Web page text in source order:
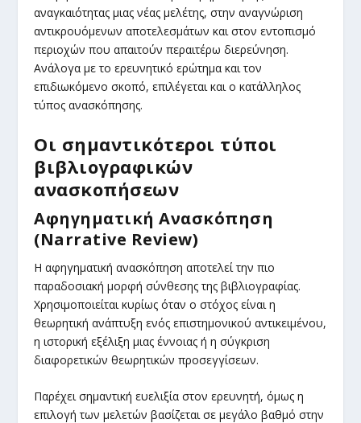
αναγκαιότητας μιας νέας μελέτης, στην αναγνώριση
αντικρουόμενων αποτελεσμάτων και στον εντοπισμό
περιοχών που απαιτούν περαιτέρω διερεύνηση.
Ανάλογα με το ερευνητικό ερώτημα και τον
επιδιωκόμενο σκοπό, επιλέγεται και ο κατάλληλος
τύπος ανασκόπησης.
Οι σημαντικότεροι τύποι
βιβλιογραφικών
ανασκοπήσεων
Αφηγηματική Ανασκόπηση
(Narrative Review)
Η αφηγηματική ανασκόπηση αποτελεί την πιο
παραδοσιακή μορφή σύνθεσης της βιβλιογραφίας.
Χρησιμοποιείται κυρίως όταν ο στόχος είναι η
θεωρητική ανάπτυξη ενός επιστημονικού αντικειμένου,
η ιστορική εξέλιξη μιας έννοιας ή η σύγκριση
διαφορετικών θεωρητικών προσεγγίσεων.
Παρέχει σημαντική ευελιξία στον ερευνητή, όμως η
επιλογή των μελετών βασίζεται σε μεγάλο βαθμό στην